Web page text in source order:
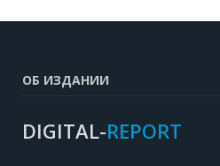
ОБ ИЗДАНИИ
DIGITAL-REPORT